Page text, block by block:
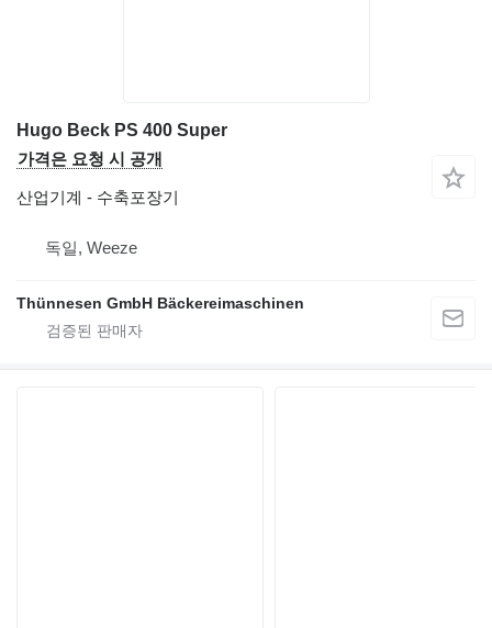
Hugo Beck PS 400 Super
가격은 요청 시 공개
산업기계 - 수축포장기
독일, Weeze
Thünnesen GmbH Bäckereimaschinen